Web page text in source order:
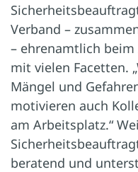
Verband –
– ehrenamtlich
mit vielen Facetten.
Mängel und
motivieren auch
am Arbeitsplatz.“
beratend und